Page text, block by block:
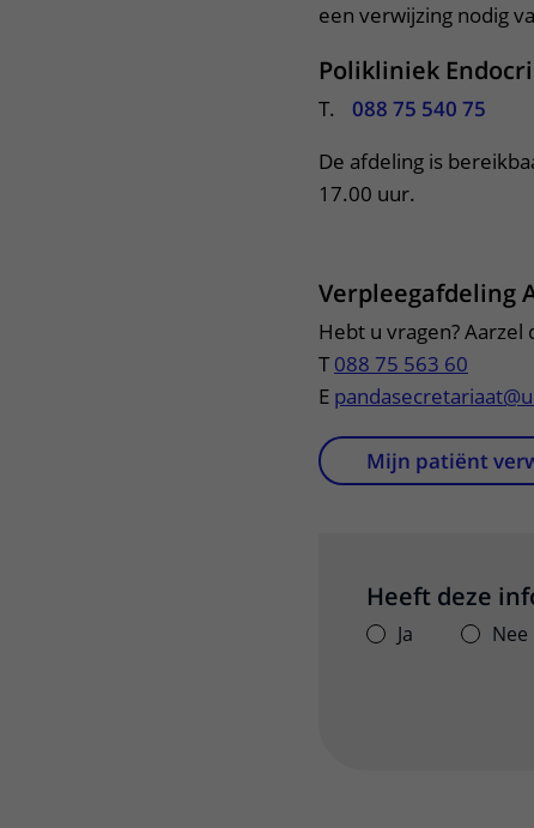
een verwijzing nodig
Polikliniek
T.
088 75 540 75
De afdeling is
17.00 uur.
Verpleegafdeling
Hebt u vragen?
T088 75 563 60
E
Mijn patiënt
Heeft deze
Ja Nee